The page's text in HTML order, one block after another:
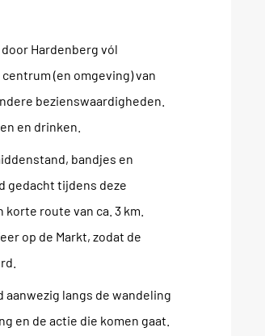
Hardenberg vól
(en omgeving) van
bezienswaardigheden.
en drinken.
bandjes en
gedacht tijdens deze
route van ca. 3 km.
op de Markt, zodat de
langs de wandeling
en de actie die komen gaat.